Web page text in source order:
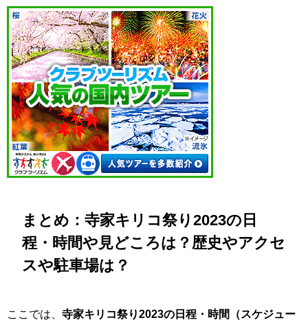
まとめ：寺家キリコ祭り2023の日
程・時間や見どころは？歴史やアクセ
スや駐車場は？
ここでは、 寺家キリコ祭り2023の日程・時間（スケジュー